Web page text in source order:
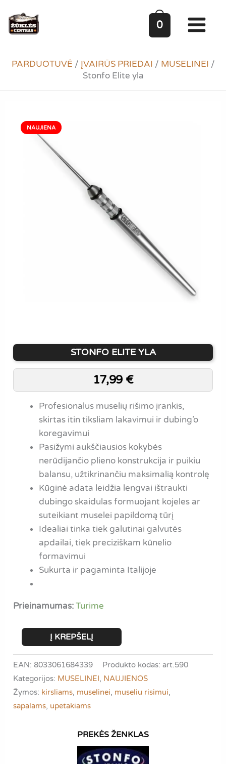
prie
turinio
0
PARDUOTUVĖ / ĮVAIRŪS PRIEDAI / MUSELINEI /
Stonfo Elite yla
NAUJIENA
STONFO ELITE YLA
17,99 €
Profesionalus muselių rišimo įrankis,
skirtas itin tiksliam lakavimui ir dubing’o
koregavimui
Pasižymi aukščiausios kokybės
nerūdijančio plieno konstrukcija ir puikiu
balansu, užtikrinančiu maksimalią kontrolę
Kūginė adata leidžia lengvai ištraukti
dubingo skaidulas formuojant kojeles ar
suteikiant muselei papildomą tūrį
Idealiai tinka tiek galutinai galvutės
apdailai, tiek preciziškam kūnelio
formavimui
Sukurta ir pagaminta Italijoje
Prieinamumas:Turime
produkto
kiekis:
Stonfo
Elite
yla
Į KREPŠELĮ
EAN: 8033061684339 Produkto kodas:art.590
Kategorijos: MUSELINEI, NAUJIENOS
Žymos: kirsliams, muselinei, museliu risimui,
sapalams, upetakiams